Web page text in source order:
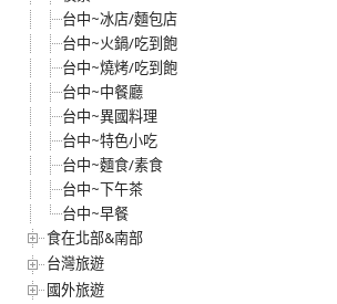
台中~冰店/麵包店
台中~火鍋/吃到飽
台中~燒烤/吃到飽
台中~中餐廳
台中~異國料理
台中~特色小吃
台中~麵食/素食
台中~下午茶
台中~早餐
食在北部&南部
台灣旅遊
國外旅遊